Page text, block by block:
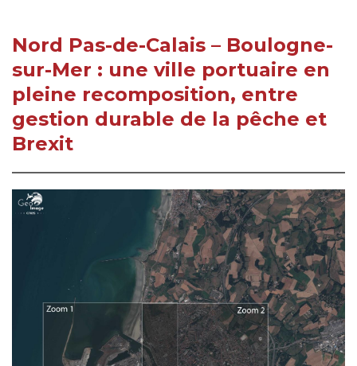
Nord Pas-de-Calais – Boulogne-
sur-Mer : une ville portuaire en
pleine recomposition, entre
gestion durable de la pêche et
Brexit